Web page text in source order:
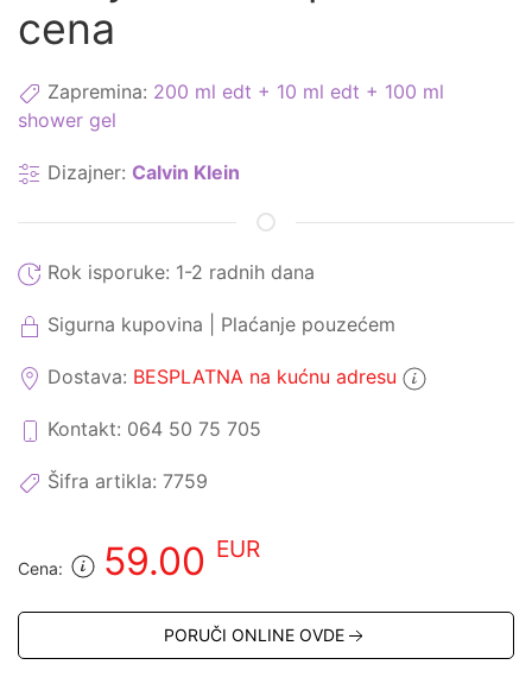
cena
Zapremina: 200 ml edt + 10 ml edt + 100 ml
shower gel
Dizajner: Calvin Klein
Rok isporuke: 1-2 radnih dana
Sigurna kupovina | Plaćanje pouzećem
Dostava: BESPLATNA na kućnu adresu
Kontakt: 064 50 75 705
Šifra artikla: 7759
Cena: 59.00 EUR
PORUČI ONLINE OVDE